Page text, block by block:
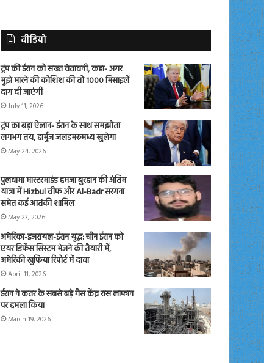
वीडियो
ट्रंप की ईरान को सख्त चेतावनी, कहा- अगर
मुझे मारने की कोशिश की तो 1000 मिसाइलें
दाग दी जाएंगी
July 11, 2026
ट्रंप का बड़ा ऐलान- ईरान के साथ समझौता
लगभग तय, हार्मुज जलडमरूमध्य खुलेगा
May 24, 2026
पुलवामा मास्टरमाइंड हमजा बुरहान की अंतिम
यात्रा में Hizbul चीफ और Al-Badr सरगना
समेत कई आतंकी शामिल
May 23, 2026
अमेरिका-इजरायल-ईरान युद्ध: चीन ईरान को
एयर डिफेंस सिस्टम भेजने की तैयारी में,
अमेरिकी खुफिया रिपोर्ट में दावा
April 11, 2026
ईरान ने कतर के सबसे बड़े गैस केंद्र रास लाफान
पर हमला किया
March 19, 2026